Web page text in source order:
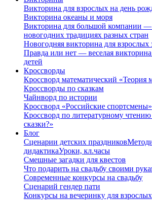
Викторина для взрослых на день
Викторина океаны и моря
Викторина для большой компании —
новогодних традициях разных стран
Новогодняя викторина для взрослых
Правда или нет — веселая
детей
Кроссворды
Кроссворд математический «Теория
Кроссворды по сказкам
Чайнворд по истории
Кроссворд «Российские спортсмены»
Кроссворд по литературному
сказки?»
Блог
Сценарии детских праздников
дидактикаУроки, кл.часы
Смешные загадки для квестов
Что подарить на свадьбу своими
Современные конкурсы на свадьбу
Сценарий гендер пати
Конкурсы на вечеринку для взрослых